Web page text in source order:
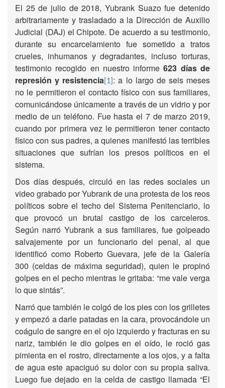
El 25 de julio de 2018, Yubrank Suazo fue detenido
arbitrariamente y trasladado a la Dirección de Auxilio
Judicial (DAJ) el Chipote. De acuerdo a su testimonio,
durante su encarcelamiento fue sometido a tratos
crueles, inhumanos y degradantes, incluso torturas,
testimonio recogido en nuestro informe623 días de
represión y resistencia [1] : a lo largo de seis meses
no le permitieron el contacto físico con sus familiares,
comunicándose únicamente a través de un vidrio y por
medio de un teléfono. Fue hasta el 7 de marzo 2019,
cuando por primera vez le permitieron tener contacto
físico con sus padres, a quienes manifestó las terribles
situaciones que sufrían los presos políticos en el
sistema.
Dos días después, circuló en las redes sociales un
video grabado por Yubrank de una protesta de los reos
políticos sobre el techo del Sistema Penitenciario, lo
que provocó un brutal castigo de los carceleros.
Según narró Yubrank a sus familiares, fue golpeado
salvajemente por un funcionario del penal, al que
identificó como Roberto Guevara, jefe de la Galería
300 (celdas de máxima seguridad), quien le propinó
golpes en el pecho mientras le gritaba: “me vale verga
lo que sintás”.
Narró que también le colgó de los pies con los grilletes
y empezó a darle patadas en la cara, provocándole un
coágulo de sangre en el ojo izquierdo y fracturas en su
nariz, también le dio golpes en el oído, le roció gas
pimienta en el rostro, directamente a los ojos, y a falta
de agua este apaciguó su dolor con su propia saliva.
Luego fue dejado en la celda de castigo llamada “El